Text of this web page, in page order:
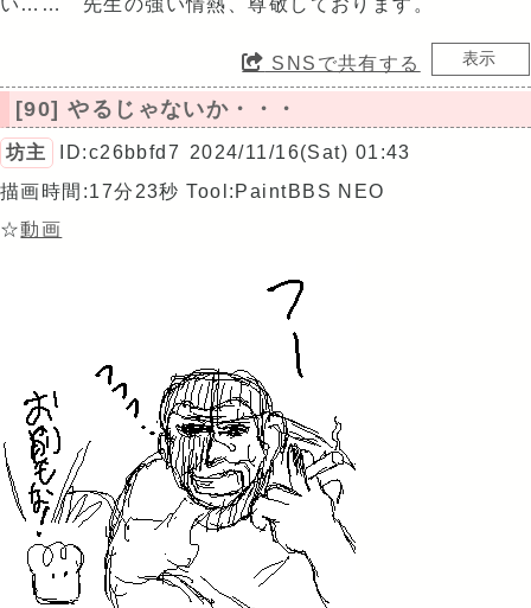
い…… 先生の強い情熱、尊敬しております。
SNSで共有する
[90] やるじゃないか・・・
坊主 ID:c26bbfd7
2024/11/16(Sat) 01:43
描画時間:17分23秒 Tool:PaintBBS NEO
☆動画